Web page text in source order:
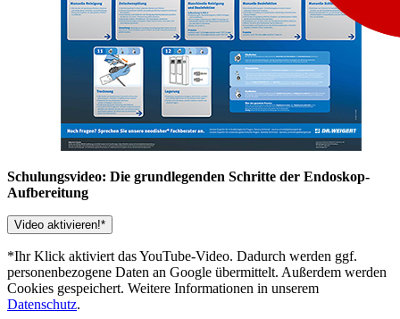
Schulungsvideo: Die grundlegenden Schritte der Endoskop-
Aufbereitung
Video aktivieren!*
*Ihr Klick aktiviert das YouTube-Video. Dadurch werden ggf.
personenbezogene Daten an Google übermittelt. Außerdem werden
Cookies gespeichert. Weitere Informationen in unserem
Datenschutz.